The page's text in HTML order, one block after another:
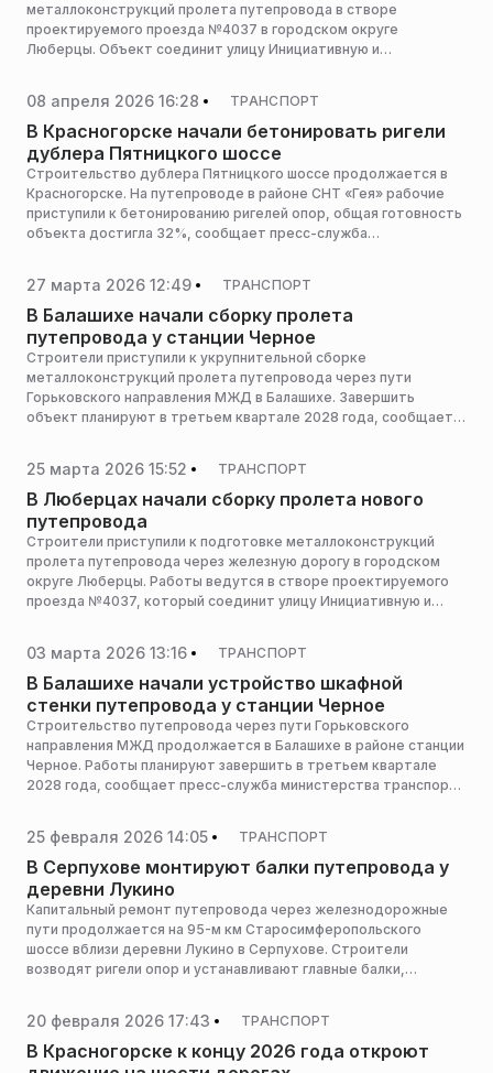
металлоконструкций пролета путепровода в створе
проектируемого проезда №4037 в городском округе
Люберцы. Объект соединит улицу Инициативную и
Московской области.
08 апреля 2026 16:28 ТРАНСПОРТ
В Красногорске начали бетонировать ригели
дублера Пятницкого шоссе
Строительство дублера Пятницкого шоссе продолжается в
Красногорске. На путепроводе в районе СНТ «Гея» рабочие
приступили к бетонированию ригелей опор, общая готовность
объекта достигла 32%, сообщает пресс-служба
27 марта 2026 12:49 ТРАНСПОРТ
В Балашихе начали сборку пролета
путепровода у станции Черное
Строители приступили к укрупнительной сборке
металлоконструкций пролета путепровода через пути
Горьковского направления МЖД в Балашихе. Завершить
объект планируют в третьем квартале 2028 года, сообщает
25 марта 2026 15:52 ТРАНСПОРТ
В Люберцах начали сборку пролета нового
путепровода
Строители приступили к подготовке металлоконструкций
пролета путепровода через железную дорогу в городском
округе Люберцы. Работы ведутся в створе проектируемого
проезда №4037, который соединит улицу Инициативную и
Московской области.
03 марта 2026 13:16 ТРАНСПОРТ
В Балашихе начали устройство шкафной
стенки путепровода у станции Черное
Строительство путепровода через пути Горьковского
направления МЖД продолжается в Балашихе в районе станции
Черное. Работы планируют завершить в третьем квартале
2028 года, сообщает пресс-служба министерства транспорта
25 февраля 2026 14:05 ТРАНСПОРТ
В Серпухове монтируют балки путепровода у
деревни Лукино
Капитальный ремонт путепровода через железнодорожные
пути продолжается на 95-м км Старосимферопольского
шоссе вблизи деревни Лукино в Серпухове. Строители
возводят ригели опор и устанавливают главные балки,
20 февраля 2026 17:43 ТРАНСПОРТ
В Красногорске к концу 2026 года откроют